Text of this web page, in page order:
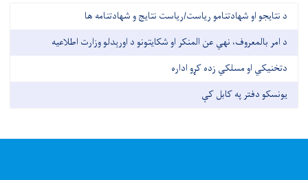
د نتایجو او شهادتنامو ریاست/ریاست نتایج و شهادتنامه ها
د امر بالمعروف، نهي عن المنکر او شکایتونو د اورېدلو وزارت اطلاعیه
دتخنیکي او مسلکي زده کړو اداره
یونسکو دفتر په کابل کې